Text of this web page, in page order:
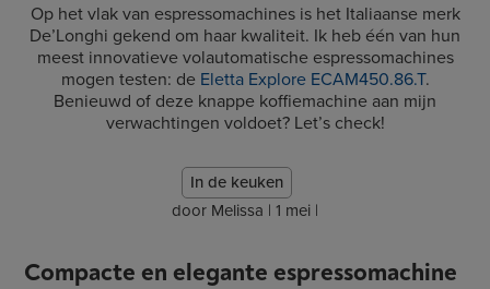
Op het vlak van espressomachines is het Italiaanse merk
De’Longhi gekend om haar kwaliteit. Ik heb één van hun
meest innovatieve volautomatische espressomachines
mogen testen: de Eletta Explore ECAM450.86.T.
Benieuwd of deze knappe koffiemachine aan mijn
verwachtingen voldoet? Let’s check!
In de keuken
door Melissa | 1 mei |
Compacte en elegante espressomachine